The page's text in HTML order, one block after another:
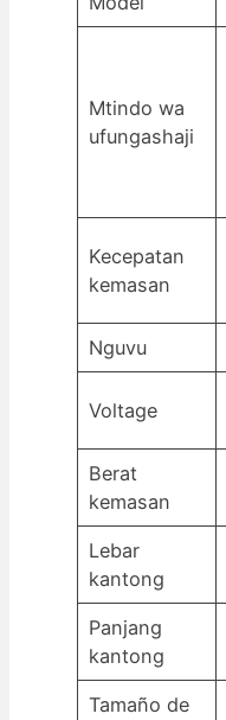
Mtindo wa
ufungashaji
Kecepatan
kemasan
Nguvu
Voltage
Berat
kemasan
Lebar
kantong
Panjang
kantong
Tamaño de